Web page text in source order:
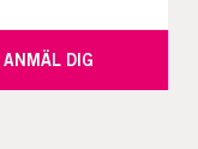
ANMÄL DIG